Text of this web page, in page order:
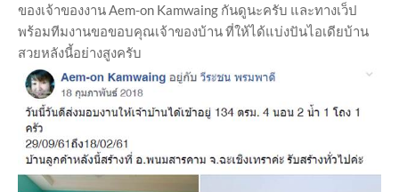
ของเจ้าของงาน Aem-on Kamwaing กันดูนะครับ และทางเว็ป
พร้อมทีมงานขอขอบคุณเจ้าของบ้าน ที่ให้ได้แบ่งปันไอเดียบ้าน
สวยหลังนี้อย่างสูงครับ